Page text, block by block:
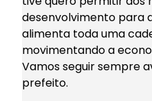
desenvolvimento para
alimenta toda uma
movimentando a
Vamos seguir sempre
prefeito.